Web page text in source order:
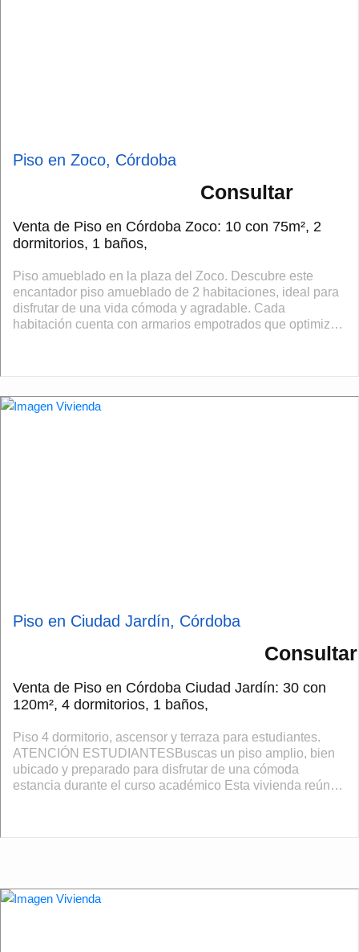
Piso en Zoco, Córdoba
Consultar
Venta de Piso en Córdoba Zoco: 10 con 75m², 2
dormitorios, 1 baños,
Piso amueblado en la plaza del Zoco. Descubre este
encantador piso amueblado de 2 habitaciones, ideal para
disfrutar de una vida cómoda y agradable. Cada
habitación cuenta con armarios empotrados que optimizan
Piso en Ciudad Jardín, Córdoba
Consultar
Venta de Piso en Córdoba Ciudad Jardín: 30 con
120m², 4 dormitorios, 1 baños,
Piso 4 dormitorio, ascensor y terraza para estudiantes.
ATENCIÓN ESTUDIANTESBuscas un piso amplio, bien
ubicado y preparado para disfrutar de una cómoda
estancia durante el curso académico Esta vivienda reúne